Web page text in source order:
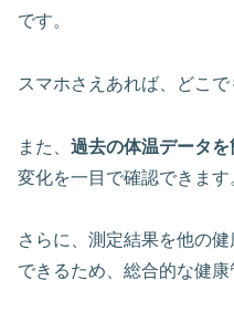
です。
スマホさえあれば、どこ
また、 過去の体温データを
変化を一目で確認できます
さらに、 測定結果を他の
できるため、総合的な健康